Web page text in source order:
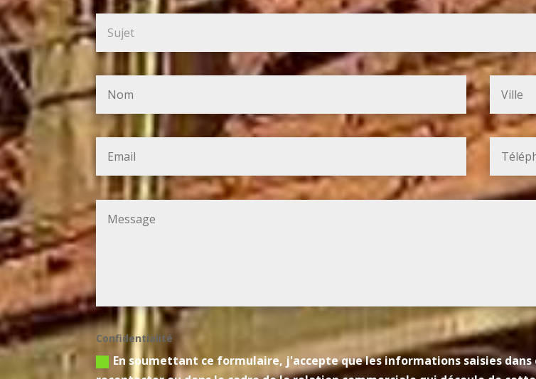
Confidentialité
En soumettant ce formulaire, j'accepte que les informations saisies